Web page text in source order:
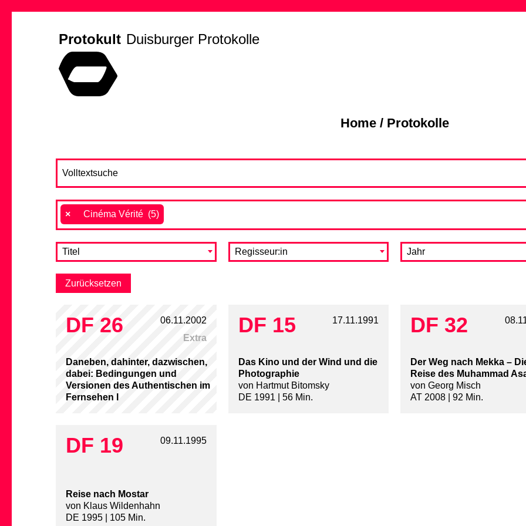
Protokult Duisburger Protokolle
Home/ Protokolle
× Cinéma Vérité (5)
Titel Regisseur:in Jahr
Extra
DF 26 06.11.2002
Daneben, dahinter, dazwischen,
dabei: Bedingungen und
Versionen des Authentischen im
Fernsehen I
DF 15 17.11.1991
Das Kino und der Wind und die
Photographie
von Hartmut Bitomsky
DE 1991 | 56 Min.
DF 32
Der Weg nach Mekka –
Reise des Muhammad
von Georg Misch
AT 2008 | 92 Min.
DF 19 09.11.1995
Reise nach Mostar
von Klaus Wildenhahn
DE 1995 | 105 Min.